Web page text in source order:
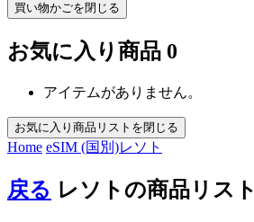
買い物かごを閉じる
お気に入り商品 0
アイテムがありません。
お気に入り商品リストを閉じる
Home eSIM (国別)レソト
戻る レソトの商品リスト